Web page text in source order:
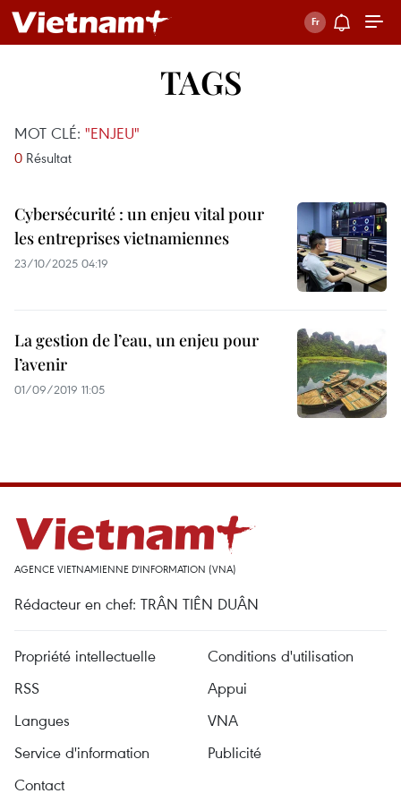
TAGS
MOT CLÉ: "ENJEU"
0 Résultat
Cybersécurité : un enjeu vital pour
les entreprises vietnamiennes
23/10/2025 04:19
La gestion de l’eau, un enjeu pour
l’avenir
01/09/2019 11:05
AGENCE VIETNAMIENNE D'INFORMATION (VNA)
Rédacteur en chef: TRÂN TIÊN DUÂN
Propriété intellectuelle
Conditions d'utilisation
RSS
Appui
Langues
VNA
Service d'information
Publicité
Contact